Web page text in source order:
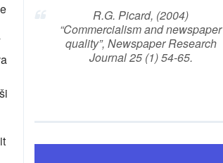
R.G. Picard, (2004)
“Commercialism and newspaper
quality”, Newspaper Research
Journal 25 (1) 54-65.